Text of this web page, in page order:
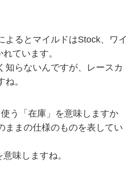
よるとマイルドはStock、ワイ
ています。
知らないんですが、レースカ
。
う「在庫」を意味しますか
ままの仕様のものを表してい
味しますね。